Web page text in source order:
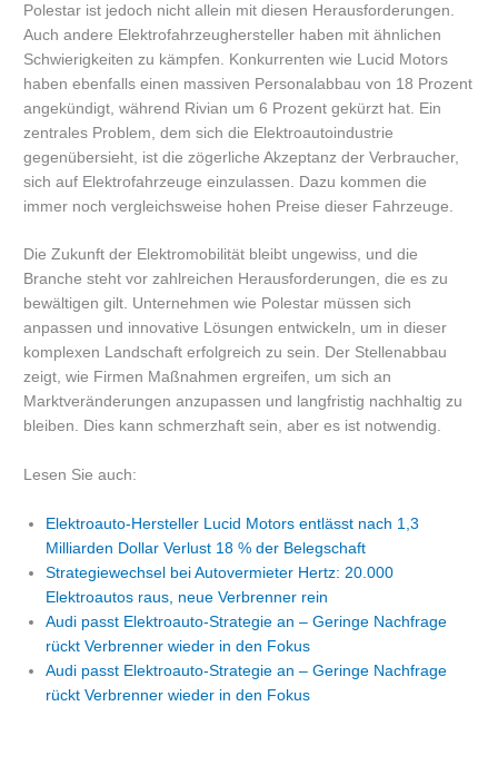
Polestar ist jedoch nicht allein mit diesen Herausforderungen.
Auch andere Elektrofahrzeughersteller haben mit ähnlichen
Schwierigkeiten zu kämpfen. Konkurrenten wie Lucid Motors
haben ebenfalls einen massiven Personalabbau von 18 Prozent
angekündigt, während Rivian um 6 Prozent gekürzt hat. Ein
zentrales Problem, dem sich die Elektroautoindustrie
gegenübersieht, ist die zögerliche Akzeptanz der Verbraucher,
sich auf Elektrofahrzeuge einzulassen. Dazu kommen die
immer noch vergleichsweise hohen Preise dieser Fahrzeuge.
Die Zukunft der Elektromobilität bleibt ungewiss, und die
Branche steht vor zahlreichen Herausforderungen, die es zu
bewältigen gilt. Unternehmen wie Polestar müssen sich
anpassen und innovative Lösungen entwickeln, um in dieser
komplexen Landschaft erfolgreich zu sein. Der Stellenabbau
zeigt, wie Firmen Maßnahmen ergreifen, um sich an
Marktveränderungen anzupassen und langfristig nachhaltig zu
bleiben. Dies kann schmerzhaft sein, aber es ist notwendig.
Lesen Sie auch:
Elektroauto-Hersteller Lucid Motors entlässt nach 1,3
Milliarden Dollar Verlust 18 % der Belegschaft
Strategiewechsel bei Autovermieter Hertz: 20.000
Elektroautos raus, neue Verbrenner rein
Audi passt Elektroauto-Strategie an – Geringe Nachfrage
rückt Verbrenner wieder in den Fokus
Audi passt Elektroauto-Strategie an – Geringe Nachfrage
rückt Verbrenner wieder in den Fokus